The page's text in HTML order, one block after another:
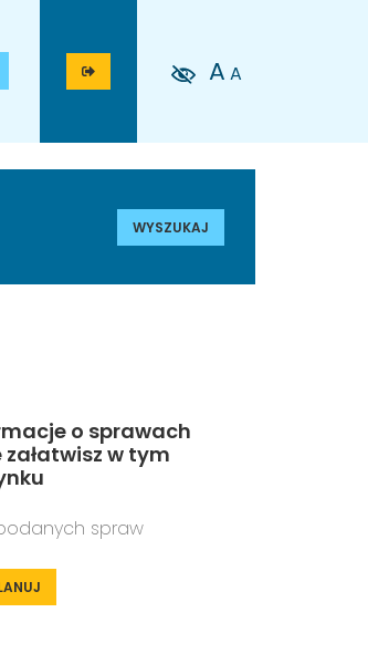
A A
WYSZUKAJ
o sprawach
załatwisz w tym
spraw